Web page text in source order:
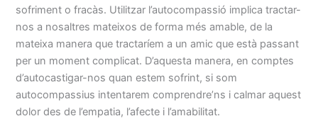
sofriment o fracàs. Utilitzar l’autocompassió implica tractar-
nos a nosaltres mateixos de forma més amable, de la
mateixa manera que tractaríem a un amic que està passant
per un moment complicat. D’aquesta manera, en comptes
d’autocastigar-nos quan estem sofrint, si som
autocompassius intentarem comprendre’ns i calmar aquest
dolor des de l’empatia, l’afecte i l’amabilitat.